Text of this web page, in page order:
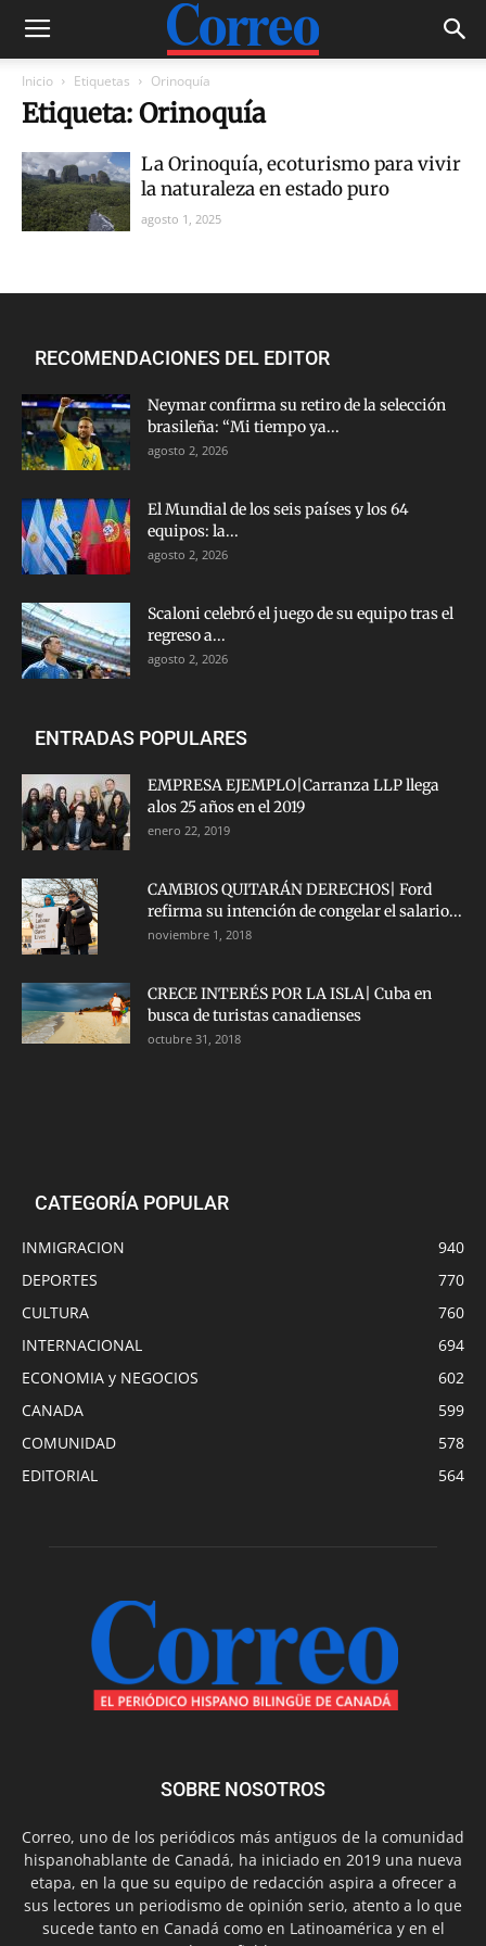
Inicio Etiquetas Orinoquía
Etiqueta: Orinoquía
La Orinoquía, ecoturismo para vivir
la naturaleza en estado puro
agosto 1, 2025
RECOMENDACIONES DEL EDITOR
Neymar confirma su retiro de la selección
brasileña: “Mi tiempo ya...
agosto 2, 2026
El Mundial de los seis países y los 64
equipos: la...
agosto 2, 2026
Scaloni celebró el juego de su equipo tras el
regreso a...
agosto 2, 2026
ENTRADAS POPULARES
EMPRESA EJEMPLO|Carranza LLP llega
alos 25 años en el 2019
enero 22, 2019
CAMBIOS QUITARÁN DERECHOS| Ford
refirma su intención de congelar el salario...
noviembre 1, 2018
CRECE INTERÉS POR LA ISLA| Cuba en
busca de turistas canadienses
octubre 31, 2018
CATEGORÍA POPULAR
INMIGRACION
940
DEPORTES
770
CULTURA
760
INTERNACIONAL
694
ECONOMIA y NEGOCIOS
602
CANADA
599
COMUNIDAD
578
EDITORIAL
564
SOBRE NOSOTROS
Correo, uno de los periódicos más antiguos de la comunidad
hispanohablante de Canadá, ha iniciado en 2019 una nueva
etapa, en la que su equipo de redacción aspira a ofrecer a
sus lectores un periodismo de opinión serio, atento a lo que
sucede tanto en Canadá como en Latinoamérica y en el